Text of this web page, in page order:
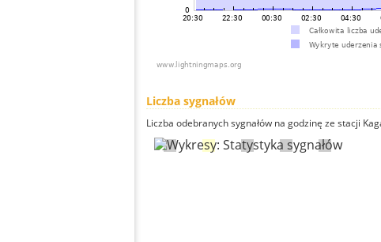
Liczba sygnałów
Liczba odebranych sygnałów na godzinę ze stacji